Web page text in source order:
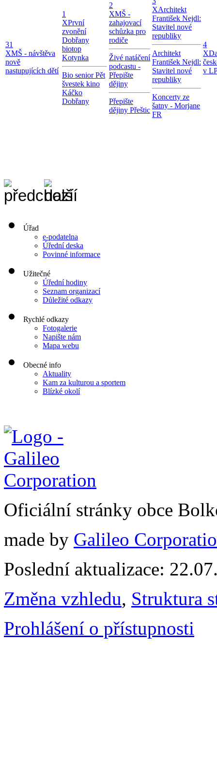
31
XMŠ - návštěva
nově
nastupujících dětí
1
XPrvní
zvonění
Dobřany
biotop
Kotynka
Bio senior Pět
švestek kino
Káčko
Dobřany
2
XMŠ -
zahajovací
schůzka pro
rodiče
Živé natáčení
podcastu -
Přepište
dějiny
Přepište
dějiny Přeštic
XArchitekt
František Nejdl:
Stavitel nové
republiky
Architekt
František Nejdl:
Stavitel nové
republiky
Koncerty ze
šatny - Morjane
FR
4
X
v
Úřad
e-podatelna
Úřední deska
Povinné informace
Užitečné
Úřední hodiny
Seznam organizací
Důležité odkazy
Rychlé odkazy
Fotogalerie
Napište nám
Mapa webu
Obecné info
Aktuality
Kam za kulturou a sportem
Blízké okolí
Oficiální stránky obce
made by Galileo
Poslední aktualizace:
Změna vzhledu, Struktura
Prohlášení o přístupnosti